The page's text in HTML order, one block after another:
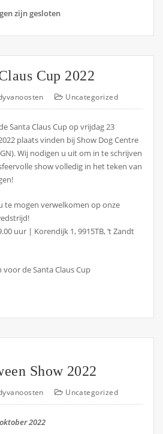
zijn gesloten
Cup 2022
Uncategorized
Santa Claus Cup op vrijdag 23
plaats vinden bij Show Dog Centre
Wij nodigen u uit om in te schrijven
show volledig in het teken van
te mogen verwelkomen op onze
uur | Korendijk 1, 9915TB, ‘t Zandt
voor de Santa Claus Cup
Show 2022
Uncategorized
2022